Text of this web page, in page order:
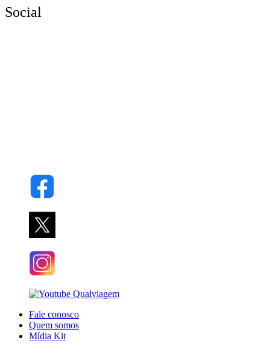
Social
Fale conosco
Quem somos
Mídia Kit